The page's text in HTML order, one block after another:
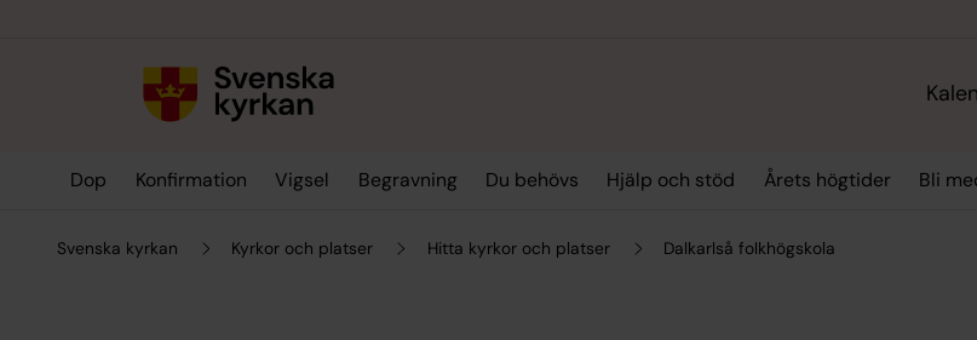
Dop Konfirmation Vigsel Begravning Du behövs Hjälp och stöd Årets högtider Bli
Svenska kyrkan Kyrkor och platser Hitta kyrkor och platser Dalkarlså folkhögskola